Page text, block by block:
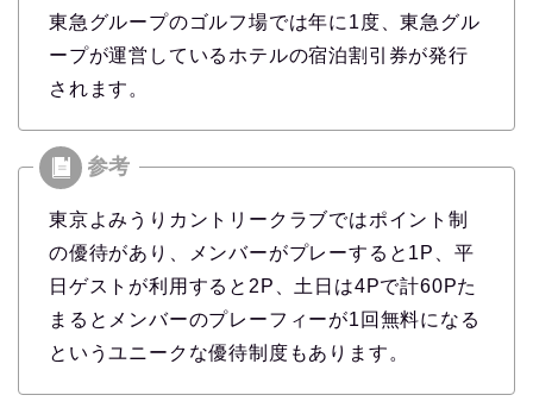
東急グループのゴルフ場では年に1度、東急グル
ープが運営しているホテルの宿泊割引券が発行
されます。
東京よみうりカントリークラブではポイント制
の優待があり、メンバーがプレーすると1P、平
日ゲストが利用すると2P、土日は4Pで計60Pた
まるとメンバーのプレーフィーが1回無料になる
というユニークな優待制度もあります。